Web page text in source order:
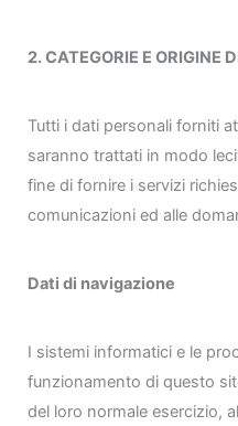
2. CATEGORIE E ORIGINE
Tutti i dati personali forniti
saranno trattati in modo
fine di fornire i servizi
comunicazioni ed alle
Dati di navigazione
I sistemi informatici e le
funzionamento di questo
del loro normale esercizio,